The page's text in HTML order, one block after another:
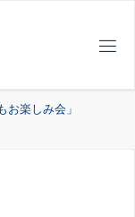
楽しみ会」